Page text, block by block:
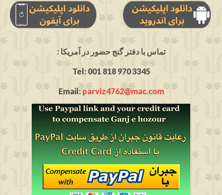
: تماس با دفتر گنج حضور در آمریکا
Tel: 001 818 970 3345
Email:parviz4762@mac.com